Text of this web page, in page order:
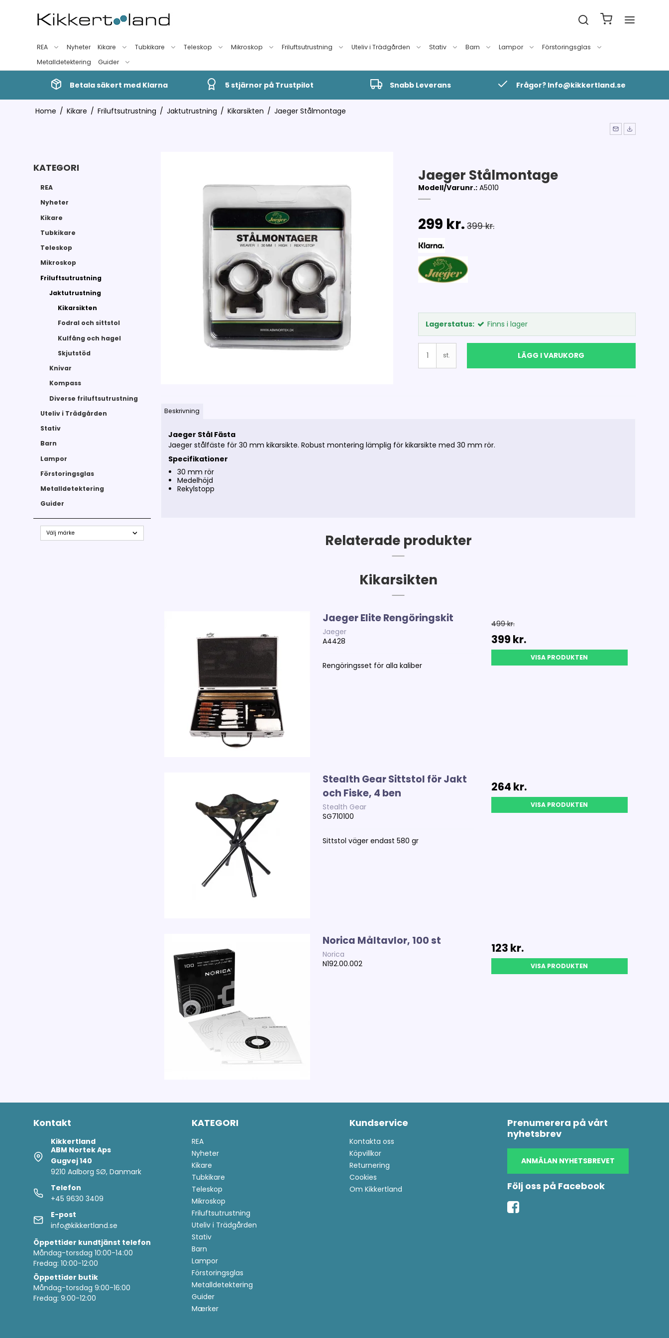
REA Nyheter Kikare Tubkikare Teleskop Mikroskop Friluftsutrustning Uteliv i Trädgården Stativ Barn Lampor
Förstoringsglas
Metalldetektering
Guider
Betala säkert med Klarna 5 stjärnor på Trustpilot Snabb Leverans Frågor? Info@kikkertland.se
Home / Kikare / Friluftsutrustning / Jaktutrustning / Kikarsikten / Jaeger Stålmontage
KATEGORI
REA
Nyheter
Kikare
Tubkikare
Teleskop
Mikroskop
Friluftsutrustning
Jaktutrustning
Kikarsikten
Fodral och sittstol
Kulfång och hagel
Skjutstöd
Knivar
Kompass
Diverse friluftsutrustning
Uteliv i Trädgården
Stativ
Barn
Lampor
Förstoringsglas
Metalldetektering
Guider
Jaeger Stålmontage
Modell/Varunr.: A5010
299 kr. 399 kr.
Lagerstatus: Finns i lager
st. LÄGG I VARUKORG
Beskrivning
Jaeger Stål Fästa
Jaeger stålfäste för 30 mm kikarsikte. Robust montering lämplig för kikarsikte med 30 mm rör.
Specifikationer
30 mm rör
Medelhöjd
Rekylstopp
Relaterade produkter
Kikarsikten
Jaeger Elite Rengöringskit
Jaeger
A4428
Rengöringsset för alla kaliber
499 kr.
399 kr.
VISA PRODUKTEN
Stealth Gear Sittstol för Jakt
och Fiske, 4 ben
Stealth Gear
SG710100
Sittstol väger endast 580 gr
264 kr.
VISA PRODUKTEN
Norica Måltavlor, 100 st
Norica
N192.00.002
123 kr.
VISA PRODUKTEN
Kontakt
Kikkertland
ABM Nortek Aps
Gugvej 140
9210 Aalborg SØ, Danmark
Telefon
+45 9630 3409
E-post
info@kikkertland.se
Öppettider kundtjänst telefon
Måndag-torsdag 10:00-14:00
Fredag: 10:00-12:00
Öppettider butik
Måndag-torsdag 9:00-16:00
Fredag: 9:00-12:00
KATEGORI
REA
Nyheter
Kikare
Tubkikare
Teleskop
Mikroskop
Friluftsutrustning
Uteliv i Trädgården
Stativ
Barn
Lampor
Förstoringsglas
Metalldetektering
Guider
Mærker
Kundservice
Kontakta oss
Köpvillkor
Returnering
Cookies
Om Kikkertland
Prenumerera på vårt
nyhetsbrev
ANMÄLAN NYHETSBREVET
Följ oss på Facebook